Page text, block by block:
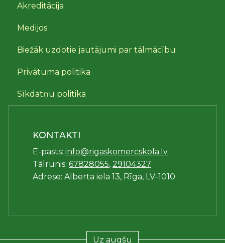
Akreditācija
Medijos
Biežāk uzdotie jautājumi par tālmācību
Privātuma politika
Sīkdatņu politika
KONTAKTI
E-pasts: info@rigaskomercskola.lv
Tālrunis: 67828055, 29104327
Adrese: Alberta iela 13, Rīga, LV-1010
Uz augšu